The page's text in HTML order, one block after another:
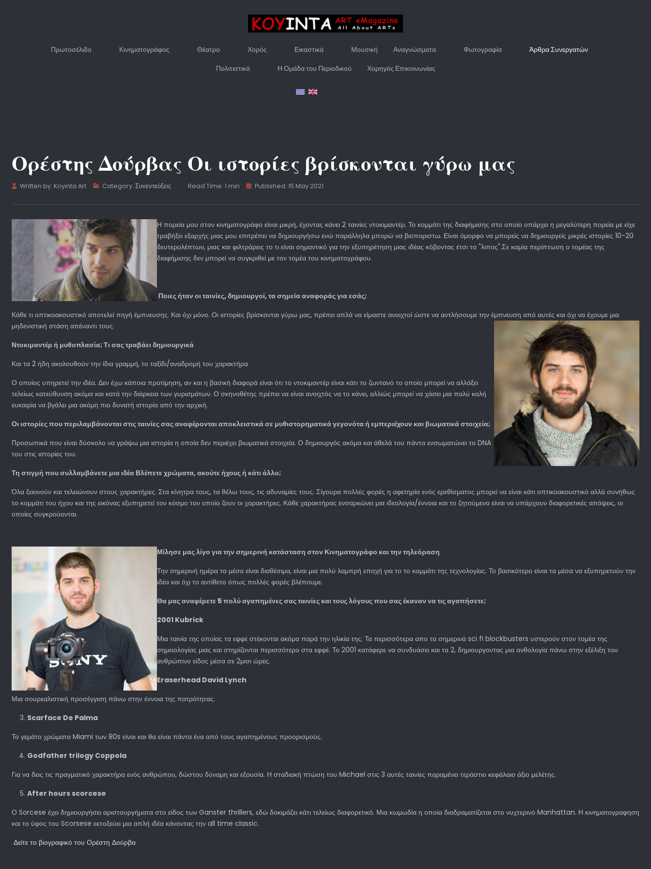
Πρωτοσέλιδο Κινηματογράφος Θέατρο Χορός Εικαστικά Μουσική Αναγνώσματα Φωτογραφία Άρθρα Συνεργατών
Πολιτιστικά Η Ομάδα του Περιοδικού Χορηγός Επικοινωνίας
Ορέστης Δούρβας Οι ιστορίες βρίσκονται γύρω μας
Written by: Koyinta Art Category:Συνεντεύξεις Read Time: 1 min Published: 15 May 2021
Η πορεία μου στον κινηματογράφο είναι μικρή, έχοντας κάνει 2 ταινίες ντοκιμαντέρ. Το κομμάτι της διαφήμισης στο οποίο υπάρχει η μεγαλύτερη πορεία με είχε
τραβήξει εξαρχής μιας μου επιτρέπει να δημιουργήσω ενώ παράλληλα μπορώ να βιοποριστω. Είναι όμορφο να μπορείς να δημιουργείς μικρές ιστορίες 10-20
δευτερολέπτων, μιας και φιλτράρεις το τι είναι σημαντικό για την εξυπηρέτηση μιας ιδέας κόβοντας έτσι το "λιπος".Σε καμία περίπτωση ο τομέας της
διαφήμισης δεν μπορεί να συγκριθεί με τον τομέα του κινηματογράφου.
Ποιες ήταν οι ταινίες, δημιουργοί, τα σημεία αναφοράς για εσάς;
Κάθε τι οπτικοακουστικό αποτελεί πηγή έμπνευσης. Και όχι μόνο. Οι ιστορίες βρίσκονται γύρω μας, πρέπει απλά να είμαστε ανοιχτοί ώστε να αντλήσουμε την έμπνευση από αυτές και όχι να έχουμε μια
μηδενιστική στάση απέναντι τους.
Ντοκιμαντέρ ή μυθοπλασία; Τι σας τραβάει δημιουργικά
Και τα 2 ήδη ακολουθούν την ίδια γραμμή, το ταξίδι/αναδρομή του χαρακτήρα
Ο οποίος υπηρετεί την ιδέα. Δεν έχω κάποια προτίμηση, αν και η βασική διαφορά είναι ότι το ντοκιμαντέρ είναι κάτι το ζωντανό το οποίο μπορεί να αλλάξει
τελείως κατεύθυνση ακόμα και κατά την διάρκεια των γυρισμάτων. Ο σκηνοθέτης πρέπει να είναι ανοιχτός να το κάνει, αλλιώς μπορεί να χάσει μια πολύ καλή
ευκαιρία να βγάλει μια ακόμη πιο δυνατή ιστορία από την αρχική.
Οι ιστορίες που περιλαμβάνονται στις ταινίες σας αναφέρονται αποκλειστικά σε μυθιστορηματικά γεγονότα ή εμπεριέχουν και βιωματικά στοιχεία;
Προσωπικά που είναι δύσκολο να γράψω μια ιστορία η οποία δεν περιέχει βιωματικά στοιχεία. Ο δημιουργός ακόμα και άθελά του πάντα ενσωματώνει το DNA
του στις ιστορίες του.
Τη στιγμή που συλλαμβάνετε μια ιδέα Βλέπετε χρώματα, ακούτε ήχους ή κάτι άλλο;
Όλα ξεκινούν και τελειώνουν στους χαρακτήρες. Στα κίνητρα τους, τα θέλω τους, τις αδυναμίες τους. Σίγουρα πολλές φορές η αφετηρία ενός ερεθίσματος μπορεί να είναι κάτι οπτικοακουστικό αλλά συνήθως
το κομμάτι του ήχου και της εικόνας εξυπηρετεί τον κόσμο τον οποίο ζουν οι χαρακτήρες. Κάθε χαρακτήρας ενσαρκώνει μια ιδεολογία/έννοια και το ζητούμενο είναι να υπάρχουν διαφορετικές απόψεις, οι
οποίες συγκρούονται.
Μίλησε μας λίγο για την σημερινή κατάσταση στον Κινηματογράφο και την τηλεόραση
Την σημερινή ημέρα τα μέσα είναι διαθέσιμα, είναι μια πολύ λαμπρή εποχή για το το κομμάτι της τεχνολογίας. Το βασικότερο είναι τα μέσα να εξυπηρετούν την
ιδέα και όχι το αντίθετο όπως πολλές φορές βλέπουμε.
Θα μας αναφέρετε 5 πολύ αγαπημένες σας ταινίες και τους λόγους που σας έκαναν να τις αγαπήσετε;
2001 Kubrick
Μια ταινία της οποίας τα εφφέ στέκονται ακόμα παρά την ηλικία της. Τα περισσότερα απο τα σημερινά sci fi blockbusters υστερούν στον τομέα της
σημειολογίας μιας και στηρίζονται περισσότερο στα εφφέ. Το 2001 κατάφερε να συνδυάσει και τα 2, δημιουργοντας μια ανθολογία πάνω στην εξέλιξη του
ανθρώπινο είδος μέσα σε 2μισι ώρες.
Eraserhead David Lynch
Μια σουρεαλιστική προσέγγιση πάνω στην έννοια της πατρότητας.
Scarface De Palma
Το γεμάτο χρώματα Miami των 80s είναι και θα είναι πάντα ένα από τους αγαπημένους προορισμούς.
Godfather trilogy Coppola
Για να δεις τις πραγματικό χαρακτήρα ενός ανθρώπου, δώστου δύναμη και εξουσία. Η σταδιακή πτώση του Michael στις 3 αυτές ταινίες παραμένει τεράστιο κεφάλαιο άξιο μελέτης.
After hours scorcese
Ο Sorcese έχει δημιουργήσει αριστουργήματα στο είδος των Ganster thrillers, εδώ δοκιμάζει κάτι τελείως διαφορετικό. Μια κωμωδία η οποία διαδραματίζεται στο νυχτερινό Manhattan. Η κινηματογραφηση
και το ύφος του Scorsese εκτοξεύει μια απλή ιδέα κάνοντας την all time classic.
Δείτε το βιογραφικό του Ορέστη Δούρβα